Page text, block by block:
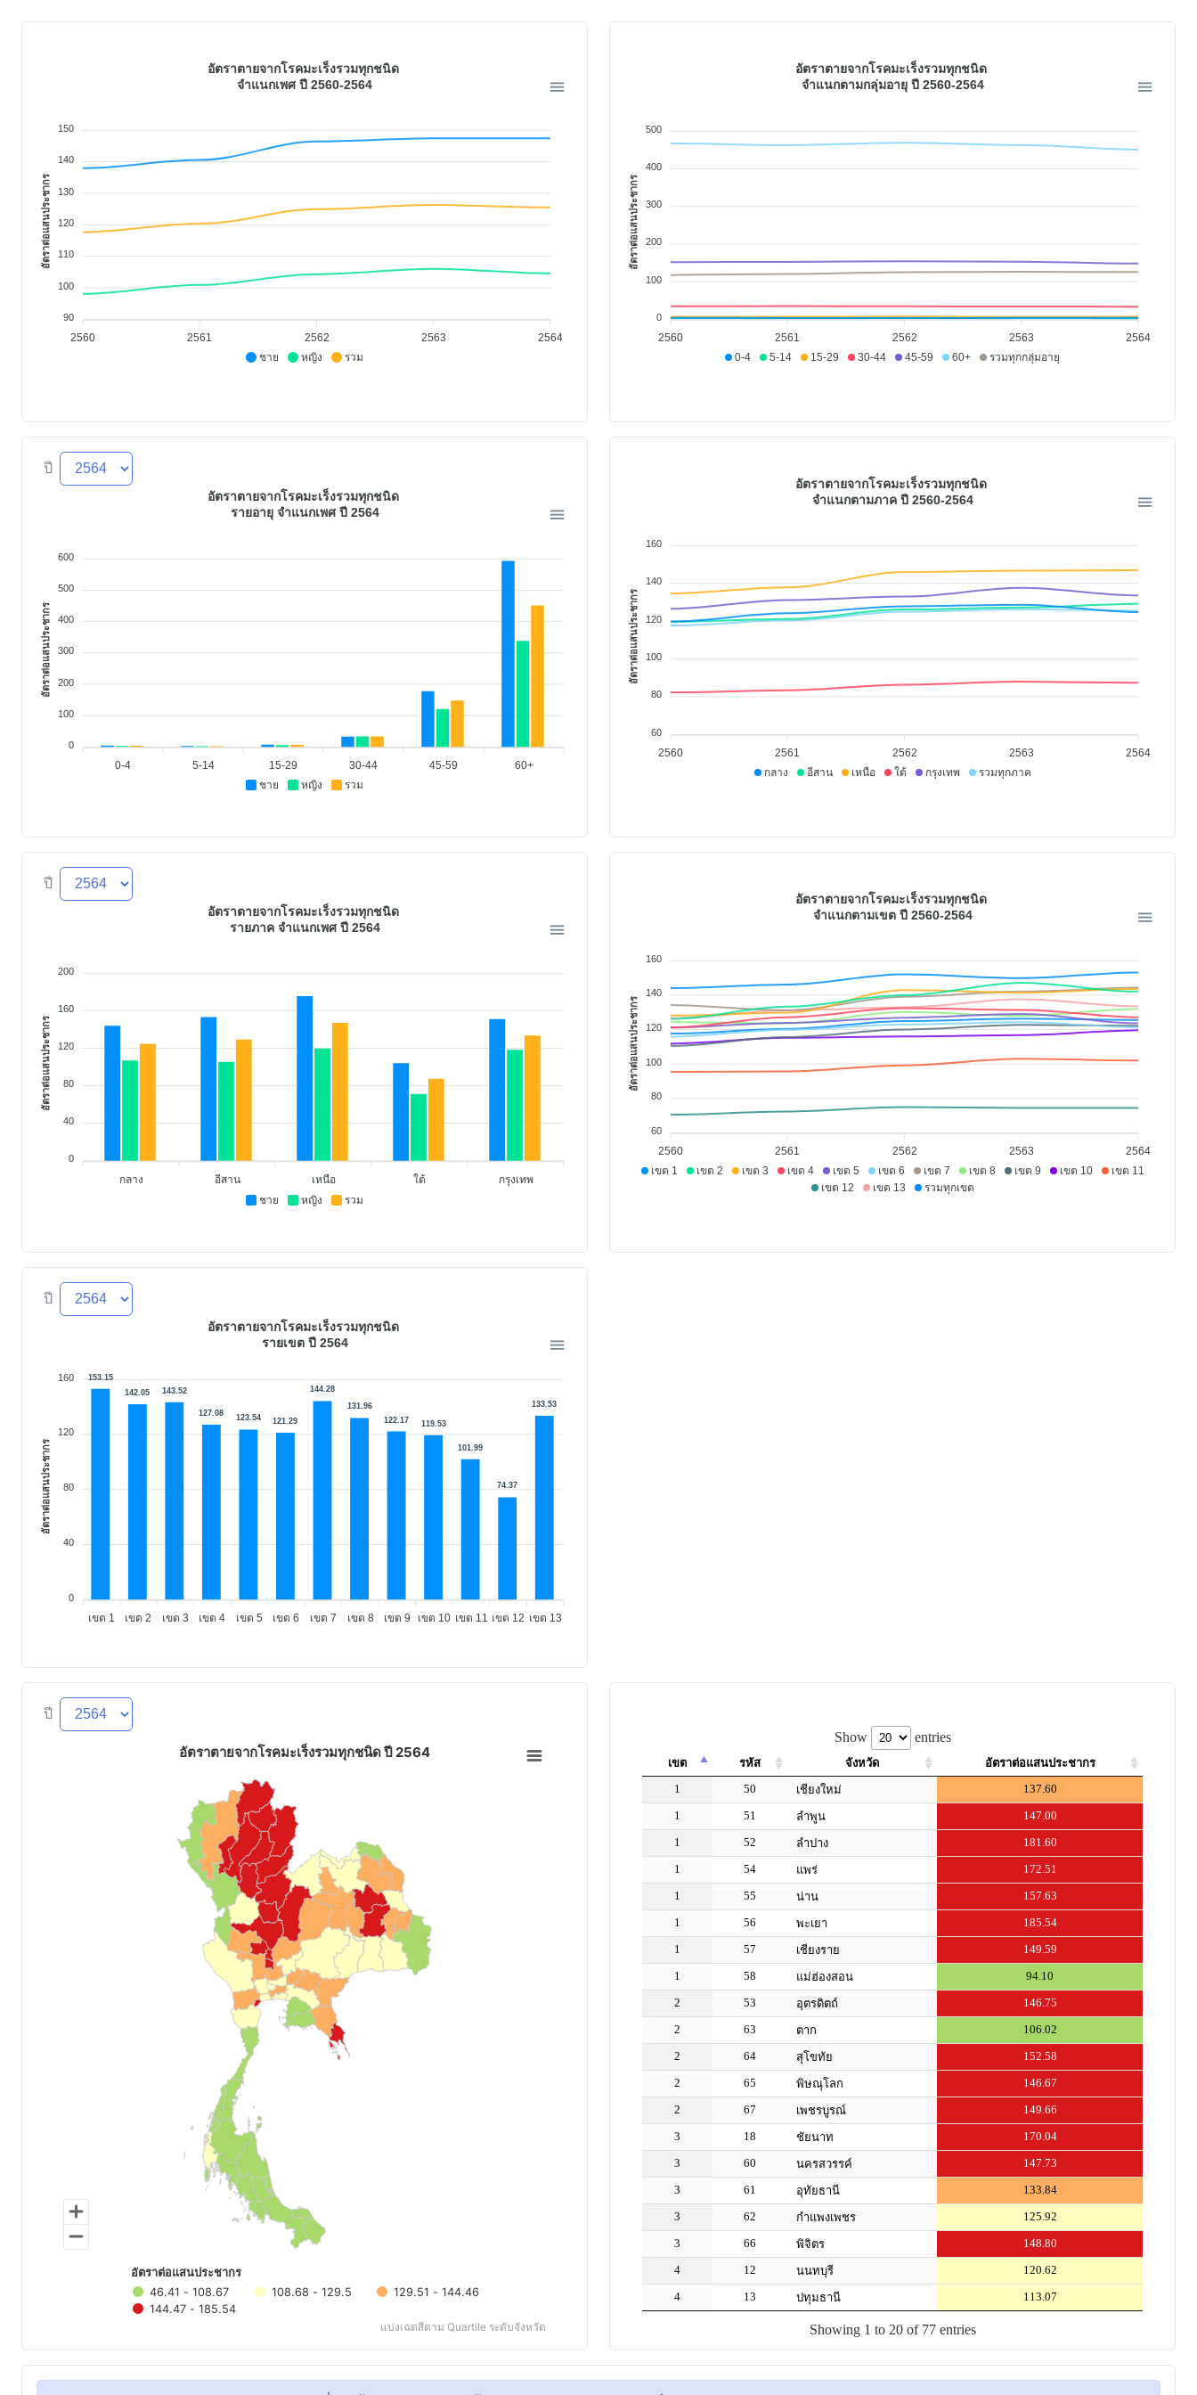
ชาย หญิง รวม
2560 2561 2562 2563 2564
อัตราตายจากโรคมะเร็งรวมทุกชนิด
จำแนกเพศ ปี 2560-2564
150
140
130
120
110
100
90
อัตราต่อแสนประชากร
0-4 5-14 15-29 30-44 45-59 60+ รวมทุกกลุ่มอายุ
2560 2561 2562 2563 2564
อัตราตายจากโรคมะเร็งรวมทุกชนิด
จำแนกตามกลุ่มอายุ ปี 2560-2564
500
400
300
200
100
0
อัตราต่อแสนประชากร
ปี
ชาย หญิง รวม
0-4 5-14 15-29 30-44 45-59 60+
อัตราตายจากโรคมะเร็งรวมทุกชนิด
รายอายุ จำแนกเพศ ปี 2564
600
500
400
300
200
100
0
อัตราต่อแสนประชากร
กลาง อีสาน เหนือ ใต้ กรุงเทพ รวมทุกภาค
2560 2561 2562 2563 2564
อัตราตายจากโรคมะเร็งรวมทุกชนิด
จำแนกตามภาค ปี 2560-2564
160
140
120
100
80
60
อัตราต่อแสนประชากร
ปี
ชาย หญิง รวม
กลาง อีสาน เหนือ ใต้ กรุงเทพ
อัตราตายจากโรคมะเร็งรวมทุกชนิด
รายภาค จำแนกเพศ ปี 2564
200
160
120
80
40
0
อัตราต่อแสนประชากร
เขต 1 เขต 2 เขต 3 เขต 4 เขต 5 เขต 6 เขต 7 เขต 8 เขต 9 เขต 10
เขต 11
เขต 12
เขต 13 รวมทุกเขต
2560 2561 2562 2563 2564
อัตราตายจากโรคมะเร็งรวมทุกชนิด
จำแนกตามเขต ปี 2560-2564
160
140
120
100
80
60
อัตราต่อแสนประชากร
ปี
เขต 1 เขต 2 เขต 3 เขต 4 เขต 5 เขต 6 เขต 7 เขต 8 เขต 9 เขต 10 เขต 11 เขต 12 เขต 13
153.15
142.05
143.52
127.08
123.54 121.29
144.28
131.96
122.17
119.53
101.99
74.37
133.53
อัตราตายจากโรคมะเร็งรวมทุกชนิด
รายเขต ปี 2564
160
120
80
40
0
อัตราต่อแสนประชากร
ปี